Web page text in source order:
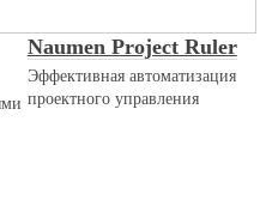
Naumen Project Ruler
Эффективная автоматизация
проектного управления